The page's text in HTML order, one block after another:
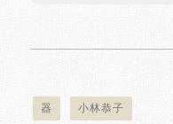
器 小林恭子